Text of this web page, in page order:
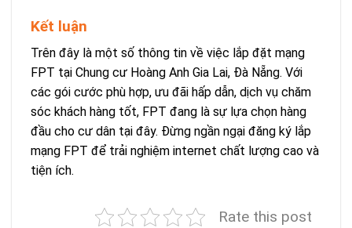
Kết luận
Trên đây là một số thông tin về việc lắp đặt mạng
FPT tại Chung cư Hoàng Anh Gia Lai, Đà Nẵng. Với
các gói cước phù hợp, ưu đãi hấp dẫn, dịch vụ chăm
sóc khách hàng tốt, FPT đang là sự lựa chọn hàng
đầu cho cư dân tại đây. Đừng ngần ngại đăng ký lắp
mạng FPT để trải nghiệm internet chất lượng cao và
tiện ích.
Rate this post